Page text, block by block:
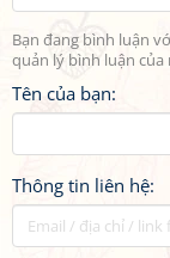
Bạn đang bình luận
quản lý bình luận của
Tên của bạn:
Thông tin liên hệ: